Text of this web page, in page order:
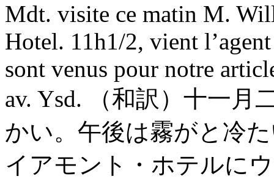
Mdt. visite ce matin M.
Hotel. 11h1/2, vient
sont venus pour notre
av. Ysd. （和訳）十一
かい。午後は霧がと冷
イアモント・ホテルに